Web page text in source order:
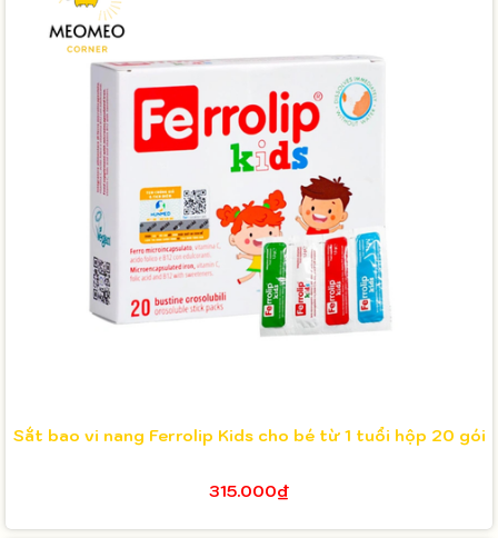
Sắt bao vi nang Ferrolip Kids cho bé từ 1 tuổi hộp 20 gói
315.000₫